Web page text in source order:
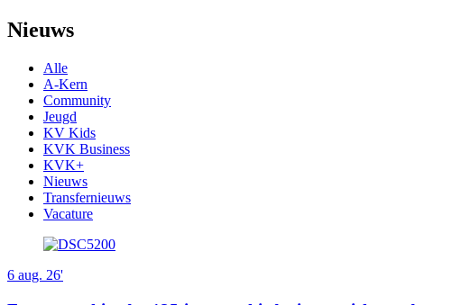
Nieuws
Alle
A-Kern
Community
Jeugd
KV Kids
KVK Business
KVK+
Nieuws
Transfernieuws
Vacature
6 aug. 26'